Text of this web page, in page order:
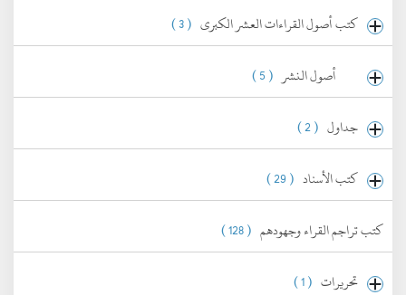
كتب أصول القراءات العشر الكبرى ( 3 )
أصول النشر ( 5 )
جداول ( 2 )
كتب الأسناد ( 29 )
كتب تراجم القراء وجهودهم ( 128 )
تحريرات ( 1 )